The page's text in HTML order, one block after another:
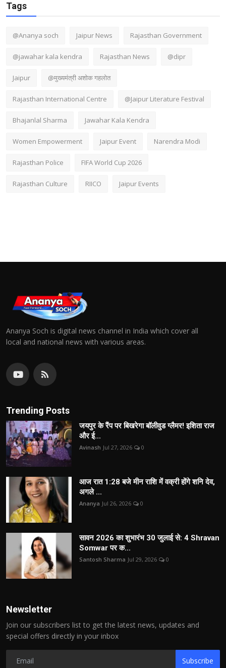
Tags
@Ananya soch Jaipur News Rajasthan Government
@jawahar kala kendra Rajasthan News @dipr
Jaipur @मुख्यमंत्री अशोक गहलोत
Rajasthan International Centre @Jaipur Literature Festival
Bhajanlal Sharma Jawahar Kala Kendra
Women Empowerment Jaipur Event Narendra Modi
Rajasthan Police FIFA World Cup 2026
Rajasthan Culture RIICO Jaipur Events
Ananya Soch is digital news channel in India which cover all
local and national news with various areas.
Trending Posts
जयपुर के रैंप पर बिखरेगा बॉलीवुड ग्लैमर! इशिता राज
और ई...
Avinash Jul 27, 2026 0
आज रात 1:28 बजे मीन राशि में वक्री होंगे शनि देव,
अगले ...
Ananya Jul 26, 2026 0
सावन 2026 का शुभारंभ 30 जुलाई से: 4 Shravan
Somwar पर क...
Santosh Sharma Jul 29, 2026 0
Newsletter
Join our subscribers list to get the latest news, updates and
special offers directly in your inbox
Subscribe